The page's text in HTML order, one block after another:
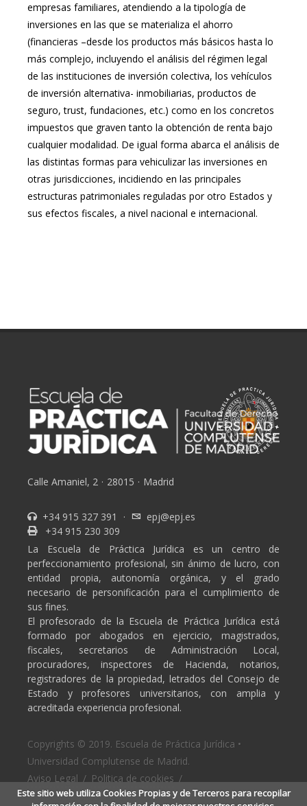
empresas familiares, atendiendo a la tipología de
inversiones en las que se materializa el ahorro
(financieras –desde los productos más básicos hasta lo
más complejo, incluyendo el análisis del régimen legal
de las instituciones de inversión colectiva, los vehículos
de inversión alternativa- inmobiliarias, productos de
seguro, trust, fundaciones, etc.) como en los concretos
impuestos que graven tanto la obtención de renta bajo
cualquier modalidad. De igual forma abarca el análisis de
las distintas formas para vehiculizar las inversiones en
otras jurisdicciones, incidiendo en las principales
estructuras patrimoniales reguladas por otro Estados y
sus efectos fiscales, a nivel nacional e internacional.
Calle Amaniel, 2 · 28015 · Madrid
+34 915 327 391 ·
epj@epj.es
+34 915 230 309
La Escuela de Práctica Jurídica es un centro de
perfeccionamiento profesional, sin ánimo de lucro, con
entidad propia, autonomía orgánica, y el grado
necesario de personificación para el cumplimiento de
sus fines.
El profesorado de la Escuela de Práctica Jurídica está
formado por abogados en ejercicio, magistrados,
fiscales, secretarios de Administración Local,
procuradores, inspectores de Hacienda, notarios,
registradores de la propiedad, letrados del Consejo de
Estado y profesores universitarios, con amplia y
acreditada experiencia profesional.
Copyrights © 2019. Escuela de Práctica Jurídica •
Universidad Complutense de Madrid.
Aviso Legal / Politica de cookies /
Politica de privacidad
Este sitio web utiliza Cookies Propias y de Terceros para recopilar